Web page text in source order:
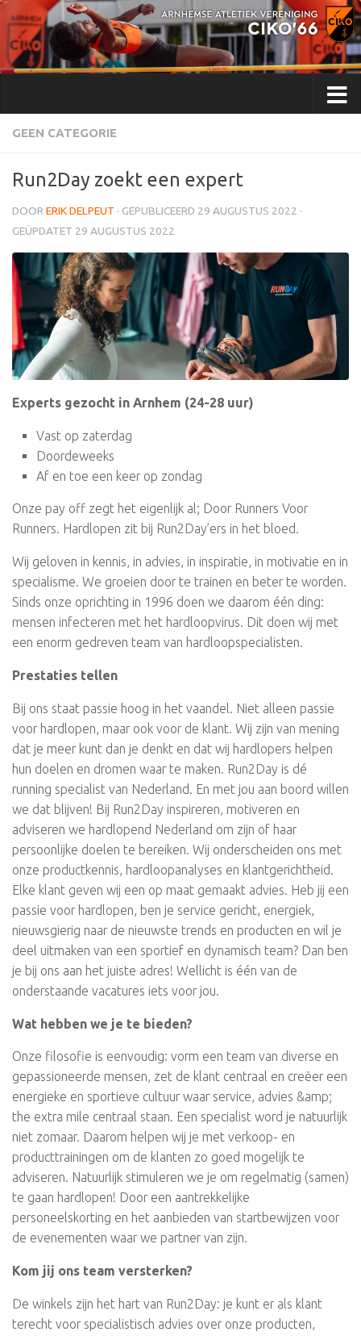
Doorgaan naar inhoud
GEEN CATEGORIE
Run2Day zoekt een expert
DOOR ERIK DELPEUT · GEPUBLICEERD 29 AUGUSTUS 2022 ·
GEÜPDATET 29 AUGUSTUS 2022
Experts gezocht in Arnhem (24-28 uur)
Vast op zaterdag
Doordeweeks
Af en toe een keer op zondag
Onze pay off zegt het eigenlijk al; Door Runners Voor
Runners. Hardlopen zit bij Run2Day’ers in het bloed.
Wij geloven in kennis, in advies, in inspiratie, in motivatie en in
specialisme. We groeien door te trainen en beter te worden.
Sinds onze oprichting in 1996 doen we daarom één ding:
mensen infecteren met het hardloopvirus. Dit doen wij met
een enorm gedreven team van hardloopspecialisten.
Prestaties tellen
Bij ons staat passie hoog in het vaandel. Niet alleen passie
voor hardlopen, maar ook voor de klant. Wij zijn van mening
dat je meer kunt dan je denkt en dat wij hardlopers helpen
hun doelen en dromen waar te maken. Run2Day is dé
running specialist van Nederland. En met jou aan boord willen
we dat blijven! Bij Run2Day inspireren, motiveren en
adviseren we hardlopend Nederland om zijn of haar
persoonlijke doelen te bereiken. Wij onderscheiden ons met
onze productkennis, hardloopanalyses en klantgerichtheid.
Elke klant geven wij een op maat gemaakt advies. Heb jij een
passie voor hardlopen, ben je service gericht, energiek,
nieuwsgierig naar de nieuwste trends en producten en wil je
deel uitmaken van een sportief en dynamisch team? Dan ben
je bij ons aan het juiste adres! Wellicht is één van de
onderstaande vacatures iets voor jou.
Wat hebben we je te bieden?
Onze filosofie is eenvoudig: vorm een team van diverse en
gepassioneerde mensen, zet de klant centraal en creëer een
energieke en sportieve cultuur waar service, advies &amp;
the extra mile centraal staan. Een specialist word je natuurlijk
niet zomaar. Daarom helpen wij je met verkoop- en
producttrainingen om de klanten zo goed mogelijk te
adviseren. Natuurlijk stimuleren we je om regelmatig (samen)
te gaan hardlopen! Door een aantrekkelijke
personeelskorting en het aanbieden van startbewijzen voor
de evenementen waar we partner van zijn.
Kom jij ons team versterken?
De winkels zijn het hart van Run2Day: je kunt er als klant
terecht voor specialistisch advies over onze producten,